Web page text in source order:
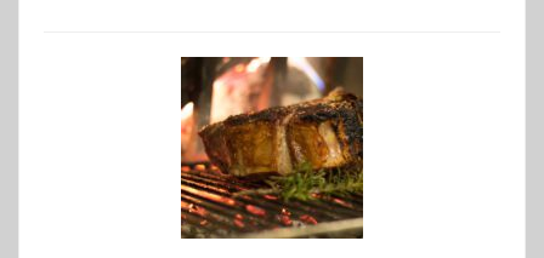
–
die
Gelegenheit,
neue
Reiseziele
zu
entdecken